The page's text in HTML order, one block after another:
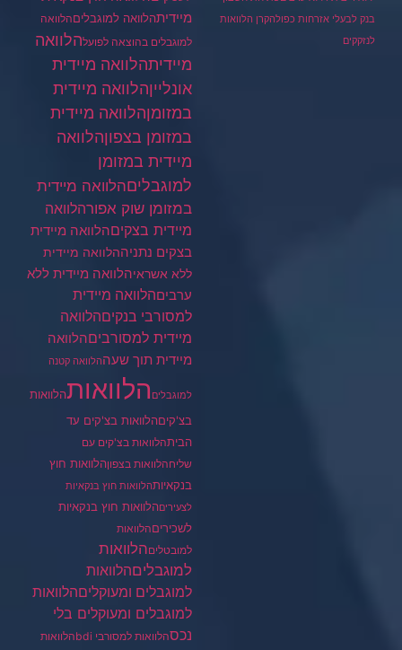
בנק לבעלי אזרחות כפולהקרן הלוואות
לנזקקים
מיידיתהלוואה למוגבליםהלוואה
למוגבלים בהוצאה לפועלהלוואה
מיידיתהלוואה מיידית
אונלייןהלוואה מיידית
במזומןהלוואה מיידית
במזומן בצפוןהלוואה
מיידית במזומן
למוגבליםהלוואה מיידית
במזומן שוק אפורהלוואה
מיידית בצקיםהלוואה מיידית
בצקים נתניההלוואה מיידית
ללא אשראיהלוואה מיידית ללא
ערביםהלוואה מיידית
למסורבי בנקיםהלוואה
מיידית למסורביםהלוואה
מיידית תוך שעההלוואה קטנה
למוגבלים הלוואותהלוואות
בצ'קיםהלוואות בצ'קים עד
הביתהלוואות בצ'קים עם
שליחהלוואות בצפוןהלוואות חוץ
בנקאיותהלוואות חוץ בנקאיות
לצעיריםהלוואות חוץ בנקאיות
לשכיריםהלוואות
למובטליםהלוואות
למוגבליםהלוואות
למוגבלים ומעוקליםהלוואות
למוגבלים ומעוקלים בלי
נכסהלוואות למסורבי bdi
הלוואות